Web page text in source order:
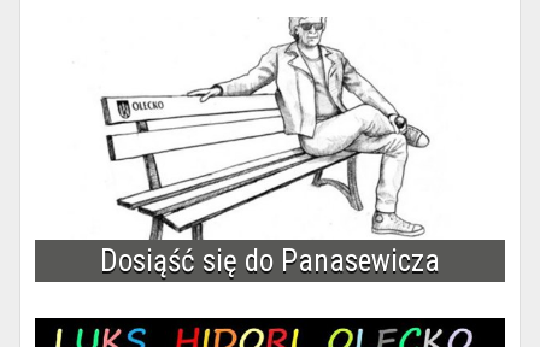
Dosiąść się do Panasewicza